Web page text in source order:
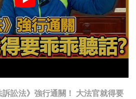
訟法》強行通關！ 大法官就得要